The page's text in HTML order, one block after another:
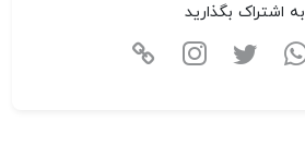
به اشتراک بگذارید